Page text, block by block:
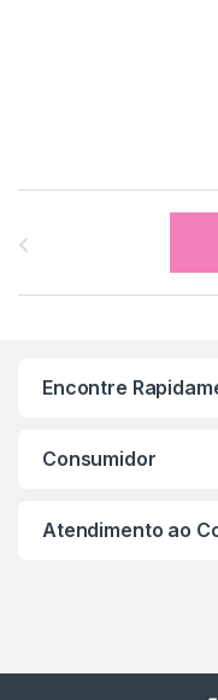
Encontre
Consumidor
Atendimento ao